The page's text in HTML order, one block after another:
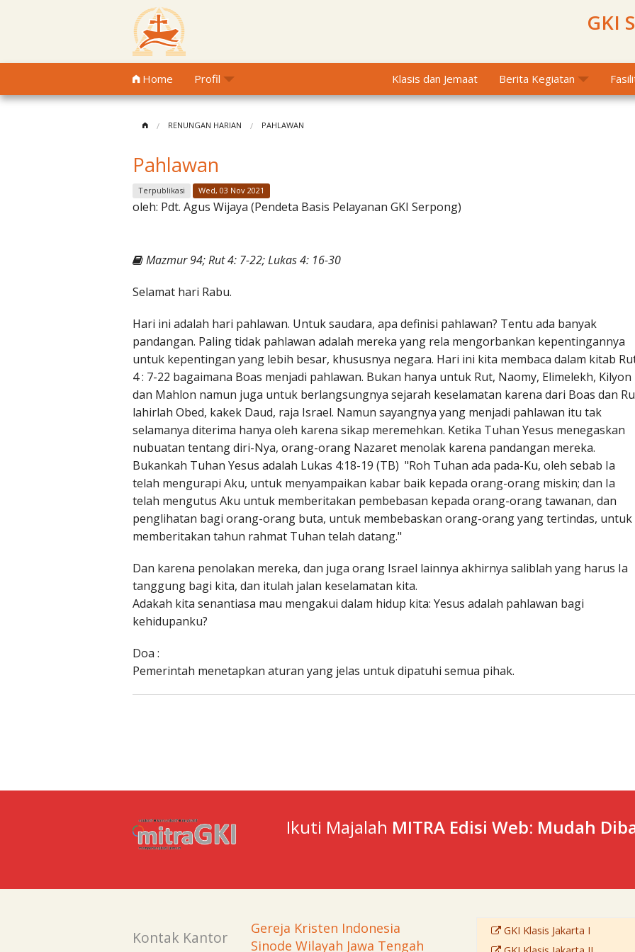
GKI
Home Profil Klasis dan Jemaat Berita Kegiatan
RENUNGAN HARIAN PAHLAWAN
Pahlawan
Terpublikasi Wed, 03 Nov 2021
oleh: Pdt. Agus Wijaya (Pendeta Basis Pelayanan GKI Serpong)
Mazmur 94; Rut 4: 7-22; Lukas 4: 16-30
Selamat hari Rabu.
Hari ini adalah hari pahlawan. Untuk saudara, apa definisi pahlawan? Tentu ada banyak
pandangan. Paling tidak pahlawan adalah mereka yang rela mengorbankan kepentingannya
untuk kepentingan yang lebih besar, khususnya negara. Hari ini kita membaca dalam kitab
4 : 7-22 bagaimana Boas menjadi pahlawan. Bukan hanya untuk Rut, Naomy, Elimelekh, Kilyon
dan Mahlon namun juga untuk berlangsungnya sejarah keselamatan karena dari Boas dan
lahirlah Obed, kakek Daud, raja Israel. Namun sayangnya yang menjadi pahlawan itu tak
selamanya diterima hanya oleh karena sikap meremehkan. Ketika Tuhan Yesus menegaskan
nubuatan tentang diri-Nya, orang-orang Nazaret menolak karena pandangan mereka.
Bukankah Tuhan Yesus adalah Lukas 4:18-19 (TB) "Roh Tuhan ada pada-Ku, oleh sebab Ia
telah mengurapi Aku, untuk menyampaikan kabar baik kepada orang-orang miskin; dan Ia
telah mengutus Aku untuk memberitakan pembebasan kepada orang-orang tawanan, dan
penglihatan bagi orang-orang buta, untuk membebaskan orang-orang yang tertindas, untuk
memberitakan tahun rahmat Tuhan telah datang."
Dan karena penolakan mereka, dan juga orang Israel lainnya akhirnya saliblah yang harus Ia
tanggung bagi kita, dan itulah jalan keselamatan kita.
Adakah kita senantiasa mau mengakui dalam hidup kita: Yesus adalah pahlawan bagi
kehidupanku?
Doa :
Pemerintah menetapkan aturan yang jelas untuk dipatuhi semua pihak.
Ikuti Majalah MITRA Edisi Web: Mudah
Kontak Kantor
Gereja Kristen Indonesia
Sinode Wilayah Jawa Tengah
GKI Klasis Jakarta I